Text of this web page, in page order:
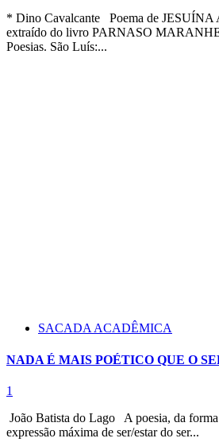
* Dino Cavalcante Poema de
extraído do livro PARNASO
Poesias. São Luís:...
SACADA ACADÊMICA
NADA É MAIS POÉTICO QUE O
1
João Batista do Lago A poesia, da forma
expressão máxima de ser/estar do ser...